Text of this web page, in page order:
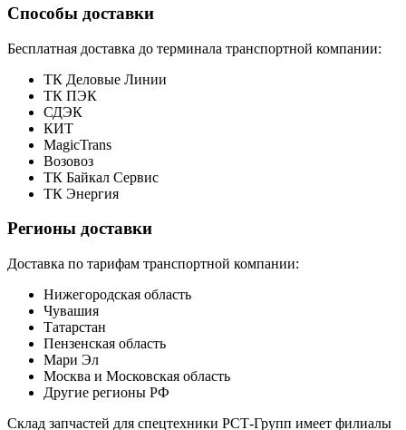
Способы доставки
Бесплатная доставка до терминала транспортной компании:
ТК Деловые Линии
ТК ПЭК
СДЭК
КИТ
MagicTrans
Возовоз
ТК Байкал Сервис
ТК Энергия
Регионы доставки
Доставка по тарифам транспортной компании:
Нижегородская область
Чувашия
Татарстан
Пензенская область
Мари Эл
Москва и Московская область
Другие регионы РФ
Склад запчастей для спецтехники РСТ-Групп имеет филиалы